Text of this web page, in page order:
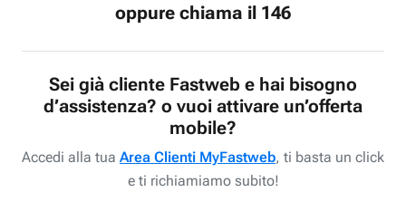
oppure chiama il 146
Sei già cliente Fastweb e hai bisogno
d’assistenza? o vuoi attivare un’offerta
mobile?
Accedi alla tua Area Clienti MyFastweb, ti basta un click
e ti richiamiamo subito!